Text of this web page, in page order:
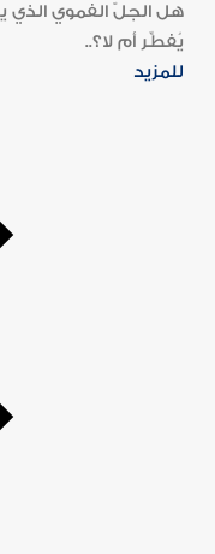
هل الجلّ الفموي الذي
يُفطِّر أم لا؟..
للمزيد